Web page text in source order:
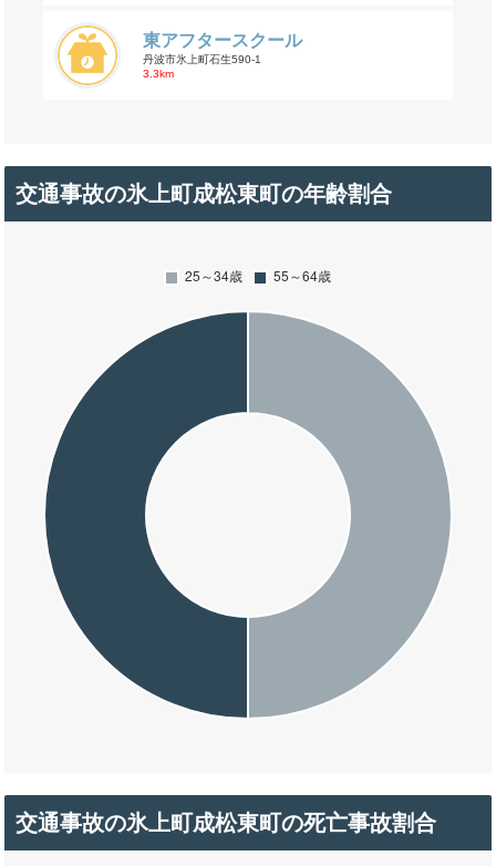
東アフタースクール
丹波市氷上町石生590-1
3.3km
交通事故の氷上町成松東町の年齢割合
交通事故の氷上町成松東町の死亡事故割合